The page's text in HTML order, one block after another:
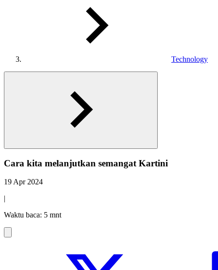
Technology
Cara kita melanjutkan semangat Kartini
19 Apr 2024
|
Waktu baca: 5 mnt